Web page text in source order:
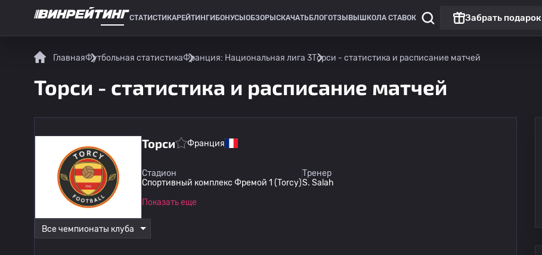
СТАТИСТИКАРЕЙТИНГИ БОНУСЫ ОБЗОРЫ СКАЧАТЬ БЛОГОТЗЫВЫ ШКОЛА СТАВОК Забрать подарок
ГлавнаяФутбольная статистикаФранция: Национальная лига 3Торси - статистика и расписание матчей
Торси - статистика и расписание матчей
Торси Франция
Стадион
Спортивный комплекс Фремой 1 (Torcy)
Тренер
S. Salah
Показать еще
Все чемпионаты клуба